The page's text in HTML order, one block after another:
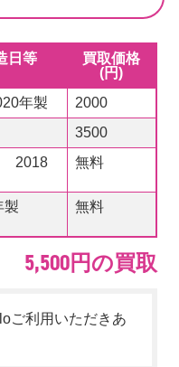
日等
買取価格
(円)
年製
2000
3500
2018
無料
無料
5,500円の買取
ご利用いただきあ